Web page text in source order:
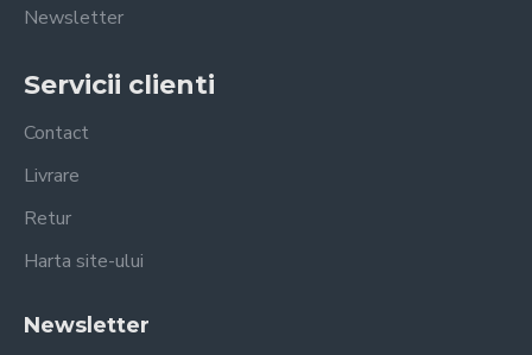
Newsletter
Servicii clienti
Contact
Livrare
Retur
Harta site-ului
Newsletter